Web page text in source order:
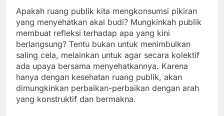
Apakah ruang publik kita mengkonsumsi pikiran
yang menyehatkan akal budi? Mungkinkah publik
membuat refleksi terhadap apa yang kini
berlangsung? Tentu bukan untuk menimbulkan
saling cela, melainkan untuk agar secara kolektif
ada upaya bersama menyehatkannya. Karena
hanya dengan kesehatan ruang publik, akan
dimungkinkan perbaikan-perbaikan dengan arah
yang konstruktif dan bermakna.